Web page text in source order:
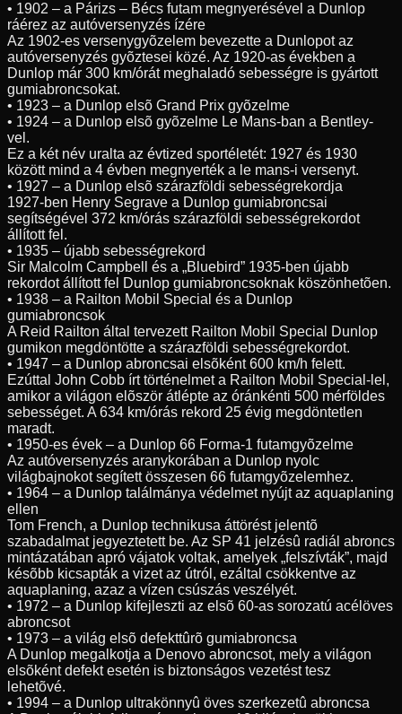
• 1902 – a Párizs – Bécs futam megnyerésével a Dunlop
ráérez az autóversenyzés ízére
Az 1902-es versenygyõzelem bevezette a Dunlopot az
autóversenyzés gyõztesei közé. Az 1920-as években a
Dunlop már 300 km/órát meghaladó sebességre is gyártott
gumiabroncsokat.
• 1923 – a Dunlop elsõ Grand Prix gyõzelme
• 1924 – a Dunlop elsõ gyõzelme Le Mans-ban a Bentley-
vel.
Ez a két név uralta az évtized sportéletét: 1927 és 1930
között mind a 4 évben megnyerték a le mans-i versenyt.
• 1927 – a Dunlop elsõ szárazföldi sebességrekordja
1927-ben Henry Segrave a Dunlop gumiabroncsai
segítségével 372 km/órás szárazföldi sebességrekordot
állított fel.
• 1935 – újabb sebességrekord
Sir Malcolm Campbell és a „Bluebird” 1935-ben újabb
rekordot állított fel Dunlop gumiabroncsoknak köszönhetõen.
• 1938 – a Railton Mobil Special és a Dunlop
gumiabroncsok
A Reid Railton által tervezett Railton Mobil Special Dunlop
gumikon megdöntötte a szárazföldi sebességrekordot.
• 1947 – a Dunlop abroncsai elsõként 600 km/h felett.
Ezúttal John Cobb írt történelmet a Railton Mobil Special-lel,
amikor a világon elõször átlépte az óránkénti 500 mérföldes
sebességet. A 634 km/órás rekord 25 évig megdöntetlen
maradt.
• 1950-es évek – a Dunlop 66 Forma-1 futamgyõzelme
Az autóversenyzés aranykorában a Dunlop nyolc
világbajnokot segített összesen 66 futamgyõzelemhez.
• 1964 – a Dunlop találmánya védelmet nyújt az aquaplaning
ellen
Tom French, a Dunlop technikusa áttörést jelentõ
szabadalmat jegyeztetett be. Az SP 41 jelzésû radiál abroncs
mintázatában apró vájatok voltak, amelyek „felszívták”, majd
késõbb kicsapták a vizet az útról, ezáltal csökkentve az
aquaplaning, azaz a vízen csúszás veszélyét.
• 1972 – a Dunlop kifejleszti az elsõ 60-as sorozatú acélöves
abroncsot
• 1973 – a világ elsõ defekttûrõ gumiabroncsa
A Dunlop megalkotja a Denovo abroncsot, mely a világon
elsõként defekt esetén is biztonságos vezetést tesz
lehetõvé.
• 1994 – a Dunlop ultrakönnyû öves szerkezetû abroncsa